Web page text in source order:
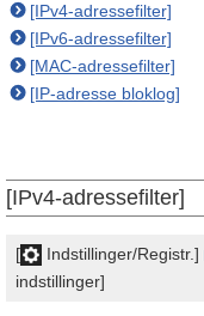
[IPv4-adressefilter]
[IPv6-adressefilter]
[MAC-adressefilter]
[IP-adresse bloklog]
[IPv4-adressefilter]
[ Indstillinger/Registr.]
indstillinger]